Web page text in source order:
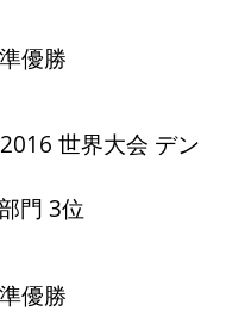
優勝
世界大会 デン
門 3位
優勝